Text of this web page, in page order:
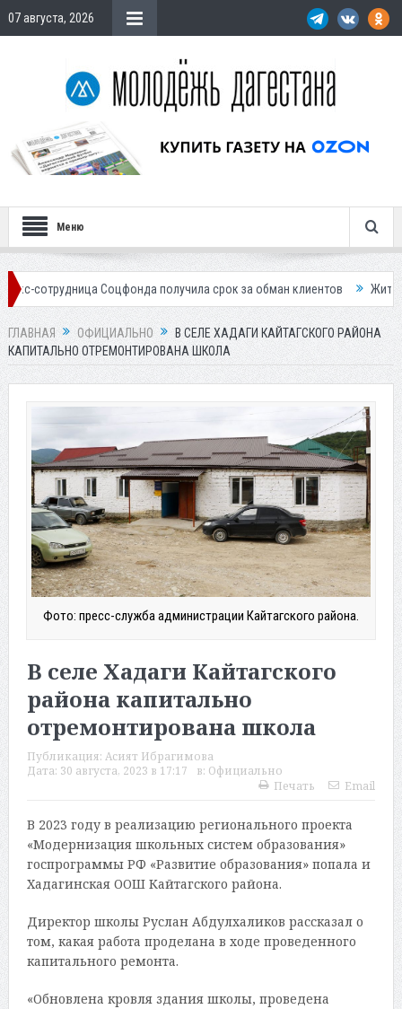
07 августа, 2026
Меню
Соцфонда получила срок за обман клиентов Жителей
ГЛАВНАЯ ОФИЦИАЛЬНО
В СЕЛЕ ХАДАГИ КАЙТАГСКОГО РАЙОНА
КАПИТАЛЬНО ОТРЕМОНТИРОВАНА ШКОЛА
Фото: пресс-служба администрации Кайтагского района.
В селе Хадаги Кайтагского
района капитально
отремонтирована школа
Публикация: Асият Ибрагимова
Дата: 30 августа, 2023 в 17:17 в: Официально
Печать
Email
В 2023 году в реализацию регионального проекта
«Модернизация школьных систем образования»
госпрограммы РФ «Развитие образования» попала и
Хадагинская ООШ Кайтагского района.
Директор школы Руслан Абдулхаликов рассказал о
том, какая работа проделана в ходе проведенного
капитального ремонта.
«Обновлена кровля здания школы, проведена